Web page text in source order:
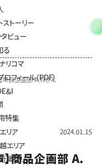
ストーリー
タビュー
る
リコマ
フィール（PDF）
特集
リア
エリア
畿エリア
商品企画部 A.Nさん
2024.01.15
】商品企画部 A.